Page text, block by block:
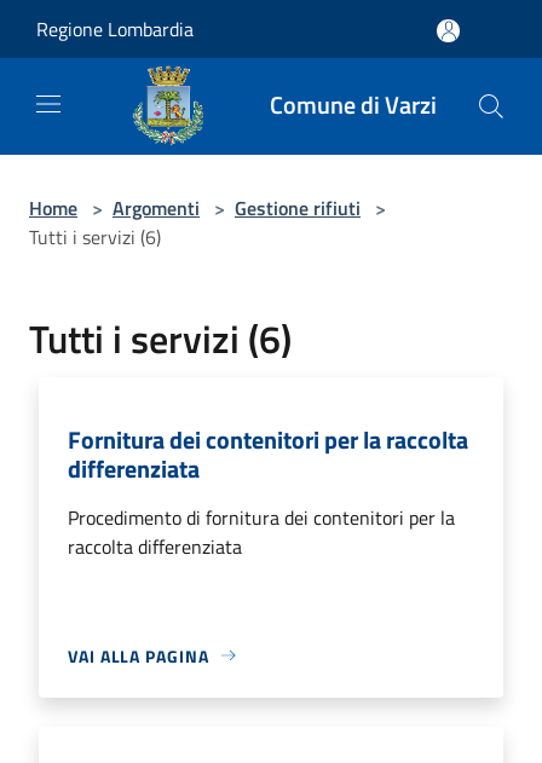
Regione Lombardia
Comune di Varzi
Home > Argomenti > Gestione rifiuti >
Tutti i servizi (6)
Tutti i servizi (6)
Fornitura dei contenitori per la raccolta
differenziata
Procedimento di fornitura dei contenitori per la
raccolta differenziata
VAI ALLA PAGINA